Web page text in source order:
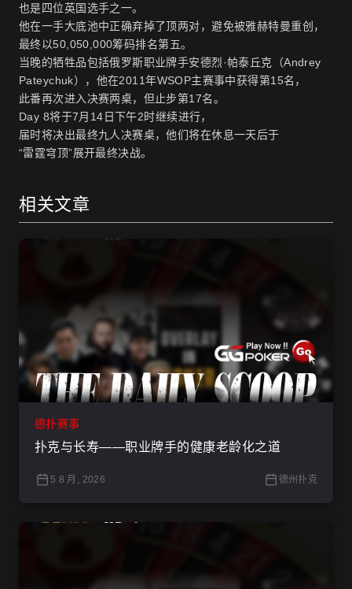
也是四位英国选手之一。
他在一手大底池中正确弃掉了顶两对，避免被雅赫特曼重创，
最终以50,050,000筹码排名第五。
当晚的牺牲品包括俄罗斯职业牌手安德烈·帕泰丘克（Andrey
Pateychuk），他在2011年WSOP主赛事中获得第15名，
此番再次进入决赛两桌，但止步第17名。
Day 8将于7月14日下午2时继续进行，
届时将决出最终九人决赛桌，他们将在休息一天后于
“雷霆穹顶”展开最终决战。
相关文章
德扑赛事
扑克与长寿——职业牌手的健康老龄化之道
5 8 月, 2026 德州扑克